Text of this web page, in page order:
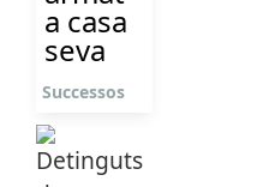
a casa
seva
Successos